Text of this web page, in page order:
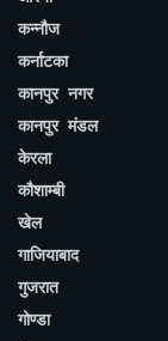
कन्नौज
कर्नाटका
कानपुर नगर
कानपुर मंडल
केरला
कौशाम्बी
खेल
गाजियाबाद
गुजरात
गोण्डा